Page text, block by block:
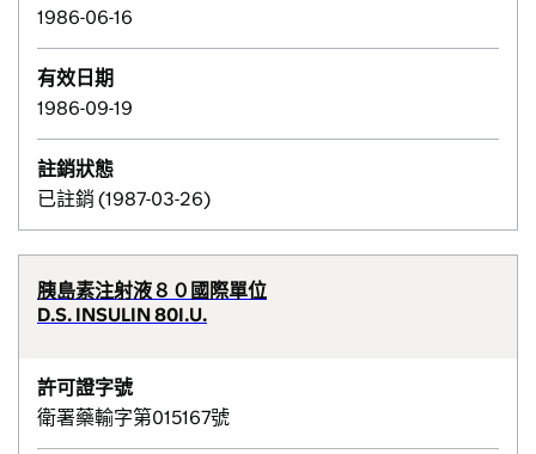
1986-06-16
有效日期
1986-09-19
註銷狀態
已註銷 (1987-03-26)
胰島素注射液８０國際單位
D.S. INSULIN 80I.U.
許可證字號
衛署藥輸字第015167號